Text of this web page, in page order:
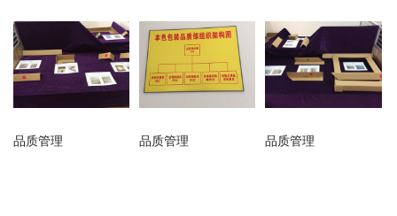
品质管理 品质管理 品质管理